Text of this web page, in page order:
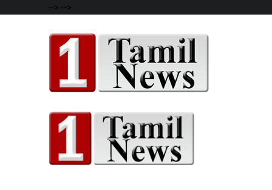
--> -->